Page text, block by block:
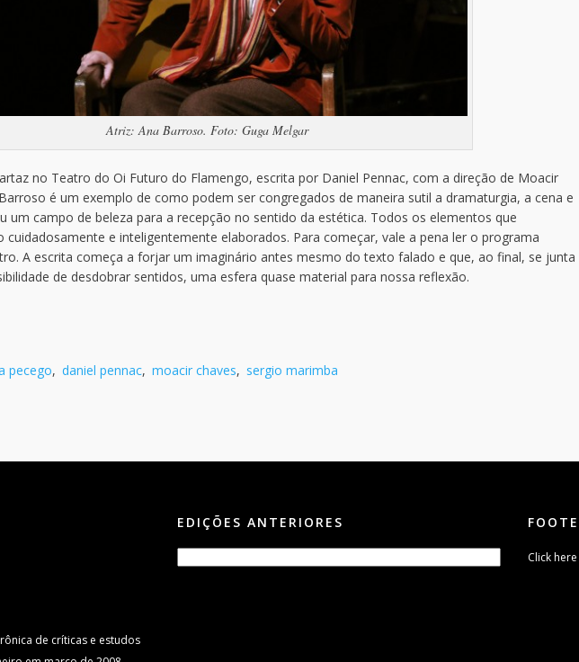
Atriz: Ana Barroso. Foto: Guga Melgar
no Teatro do Oi Futuro do Flamengo, escrita por Daniel Pennac, com a direção de Moacir
é um exemplo de como podem ser congregados de maneira sutil a dramaturgia, a cena e
um campo de beleza para a recepção no sentido da estética. Todos os elementos que
cuidadosamente e inteligentemente elaborados. Para começar, vale a pena ler o programa
A escrita começa a forjar um imaginário antes mesmo do texto falado e que, ao final, se junta
de desdobrar sentidos, uma esfera quase material para nossa reflexão.
pecego, daniel pennac, moacir chaves, sergio marimba
de críticas e estudos
EDIÇÕES ANTERIORES
Click